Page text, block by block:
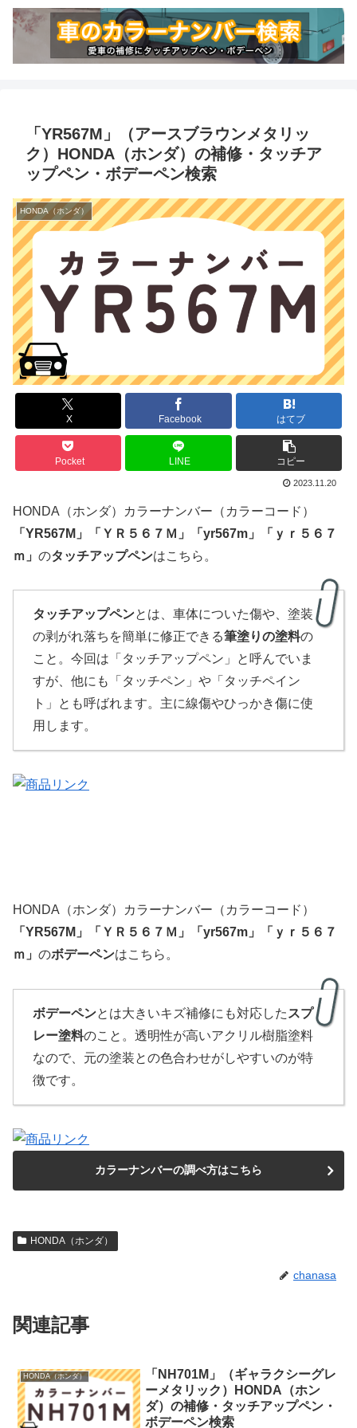
「YR567M」（アースブラウンメタリッ
ク）HONDA（ホンダ）の補修・タッチア
ップペン・ボデーペン検索
HONDA（ホンダ）
X Facebook はてブ
Pocket LINE コピー
2023.11.20
HONDA（ホンダ）カラーナンバー（カラーコード）
「 YR567M 」 「 ＹＲ５６７Ｍ」「yr567m」「ｙｒ５６７
ｍ」 のタッチアップペンはこちら。
タッチアップペンとは、車体についた傷や、塗装
の剥がれ落ちを簡単に修正できる筆塗りの塗料の
こと。今回は「タッチアップペン」と呼んでいま
すが、他にも「タッチペン」や「タッチペイン
ト」とも呼ばれます。主に線傷やひっかき傷に使
用します。
HONDA（ホンダ）カラーナンバー（カラーコード）
「 YR567M 」 「 ＹＲ５６７Ｍ」「yr567m」「ｙｒ５６７
ｍ」 のボデーペンはこちら。
ボデーペンとは大きいキズ補修にも対応した スプ
レー塗料のこと。透明性が高いアクリル樹脂塗料
なので、元の塗装との色合わせがしやすいのが特
徴です。
カラーナンバーの調べ方はこちら
HONDA（ホンダ）
chanasa
関連記事
HONDA（ホンダ）
「NH701M」（ギャラクシーグレ
ーメタリック）HONDA（ホン
ダ）の補修・タッチアップペン・
ボデーペン検索